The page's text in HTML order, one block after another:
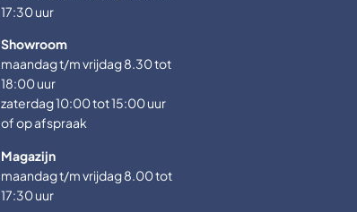
17:30 uur
Showroom
maandag t/m vrijdag 8.30 tot
18:00 uur
zaterdag 10:00 tot 15:00 uur
of op afspraak
Magazijn
maandag t/m vrijdag 8.00 tot
17:30 uur